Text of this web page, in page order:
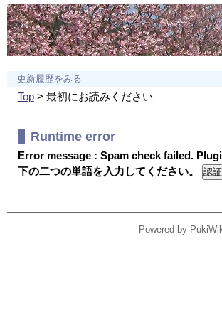
更新履歴をみる
Top> 最初にお読みください
Runtime error
Error message : Spam check failed.
下の二つの単語を入力してください。
Powered by